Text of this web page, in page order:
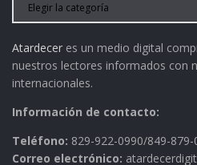
Atardecer es un medio digital
nuestros lectores informados con
internacionales.
Información de contacto:
Teléfono: 829-922-0990/849-879-
Correo electrónico: